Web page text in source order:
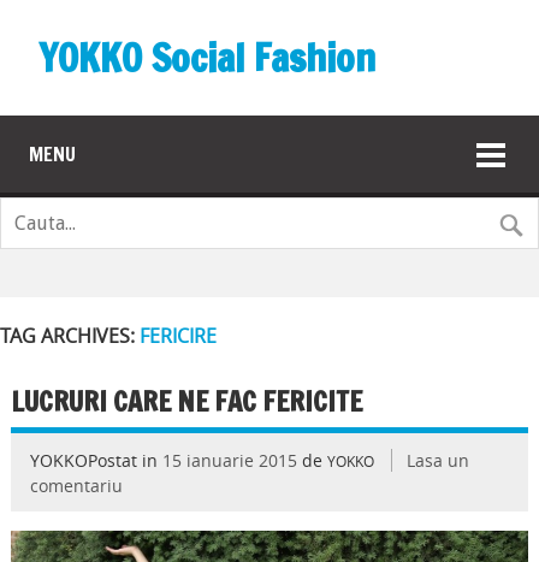
YOKKO Social Fashion
MENU
TAG ARCHIVES: FERICIRE
LUCRURI CARE NE FAC FERICITE
YOKKOPostat in 15 ianuarie 2015 de YOKKO
Lasa un
comentariu